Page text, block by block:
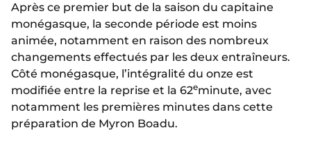
Après ce premier but de la saison du capitaine
monégasque, la seconde période est moins
animée, notamment en raison des nombreux
changements effectués par les deux entraîneurs.
Côté monégasque, l’intégralité du onze est
modifiée entre la reprise et la 62eminute, avec
notamment les premières minutes dans cette
préparation de Myron Boadu.